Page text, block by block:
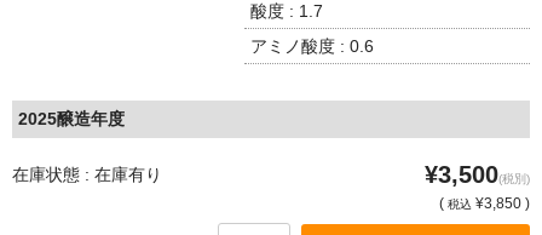
明るい農村 霧島町蒸留所（鹿児島県霧島市）
鶴見 大石酒造（鹿児島県阿久根市）
鉄輪 瑞鷹（熊本県熊本市）
自 然 派 ワ イ ン
酸度 : 1.7
アミノ酸度 : 0.6
2025醸造年度
在庫状態 : 在庫有り ¥3,500(税別)
( 税込 ¥3,850 )